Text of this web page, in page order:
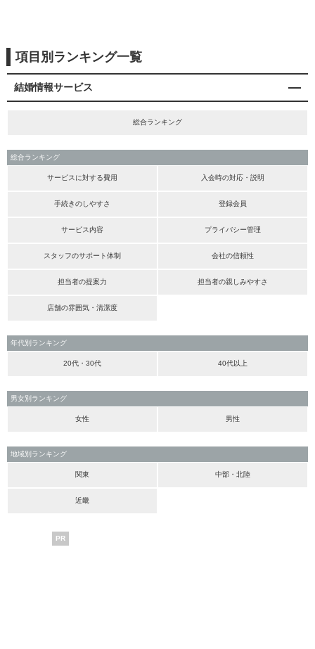
項目別ランキング一覧
結婚情報サービス
総合ランキング
総合ランキング
サービスに対する費用 入会時の対応・説明
手続きのしやすさ 登録会員
サービス内容 プライバシー管理
スタッフのサポート体制 会社の信頼性
担当者の提案力 担当者の親しみやすさ
店舗の雰囲気・清潔度
年代別ランキング
20代・30代 40代以上
男女別ランキング
女性 男性
地域別ランキング
関東 中部・北陸
近畿
PR